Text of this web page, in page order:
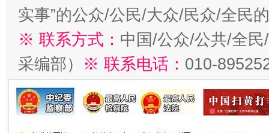
实事”的公众/公民/大众/民众/全民
※ 联系方式： 中国/公众/公共/全
采编部） ※ 联系电话： 010-